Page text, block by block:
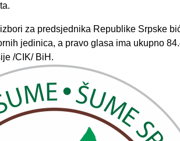
za predsjednika Republike Srpske
jedinica, a pravo glasa ima ukupno
/CIK/ BiH.